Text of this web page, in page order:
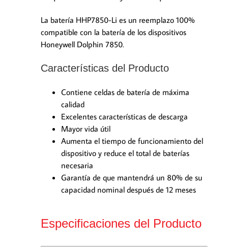
La batería HHP7850-Li es un reemplazo 100%
compatible con la batería de los dispositivos
Honeywell Dolphin 7850.
Características del Producto
Contiene celdas de batería de máxima
calidad
Excelentes características de descarga
Mayor vida útil
Aumenta el tiempo de funcionamiento del
dispositivo y reduce el total de baterías
necesaria
Garantía de que mantendrá un 80% de su
capacidad nominal después de 12 meses
Especificaciones del Producto